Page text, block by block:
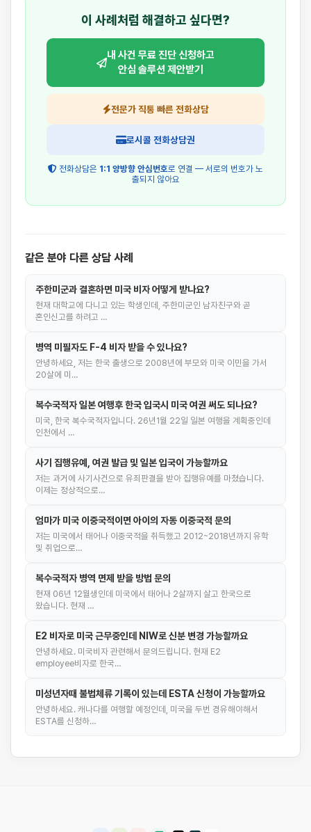
이 사례처럼 해결하고 싶다면?
내 사건 무료 진단 신청하고
안심 솔루션 제안받기
전문가 직통 빠른 전화상담
로시콜 전화상담권
전화상담은 1:1 양방향 안심번호로 연결 — 서로의 번호가 노
출되지 않아요
같은 분야 다른 상담 사례
주한미군과 결혼하면 미국 비자 어떻게 받나요?
현재 대학교에 다니고 있는 학생인데, 주한미군인 남자친구와 곧
혼인신고를 하려고 …
병역 미필자도 F-4 비자 받을 수 있나요?
안녕하세요, 저는 한국 출생으로 2008년에 부모와 미국 이민을 가서
20살에 미…
복수국적자 일본 여행후 한국 입국시 미국 여권 써도 되나요?
미국, 한국 복수국적자입니다. 26년1월 22일 일본 여행을 계획중인데
인천에서 …
사기 집행유예, 여권 발급 및 일본 입국이 가능할까요
저는 과거에 사기사건으로 유죄판결을 받아 집행유예를 마쳤습니다.
이제는 정상적으로…
엄마가 미국 이중국적이면 아이의 자동 이중국적 문의
저는 미국에서 태어나 이중국적을 취득했고 2012~2018년까지 유학
및 취업으로…
복수국적자 병역 면제 받을 방법 문의
현재 06년 12월생인데 미국에서 태어나 2살까지 살고 한국으로
왔습니다. 현재 …
E2 비자로 미국 근무중인데 NIW로 신분 변경 가능할까요
안녕하세요. 미국비자 관련해서 문의드립니다. 현재 E2
employee비자로 한국…
미성년자때 불법체류 기록이 있는데 ESTA 신청이 가능할까요
안녕하세요. 캐나다를 여행할 예정인데, 미국을 두번 경유해야해서
ESTA를 신청하…